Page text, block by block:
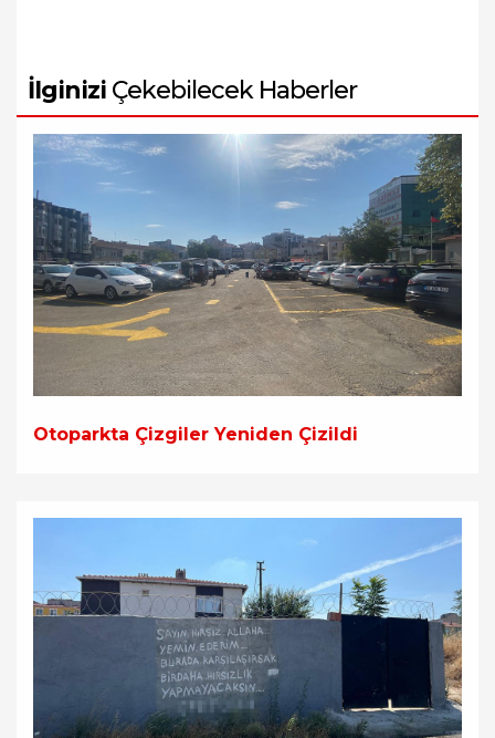
İlginizi Çekebilecek Haberler
Otoparkta Çizgiler Yeniden Çizildi